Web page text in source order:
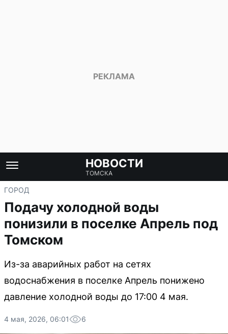
НОВОСТИ
ТОМСКА
ГОРОД
Подачу холодной воды
понизили в поселке Апрель под
Томском
Из-за аварийных работ на сетях
водоснабжения в поселке Апрель понижено
давление холодной воды до 17:00 4 мая.
4 мая, 2026, 06:01 6